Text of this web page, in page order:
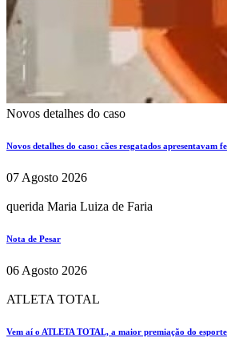
Novos detalhes do caso
Novos detalhes do caso: cães resgatados apresentavam
07 Agosto 2026
querida Maria Luiza de Faria
Nota de Pesar
06 Agosto 2026
ATLETA TOTAL
Vem aí o ATLETA TOTAL, a maior premiação do